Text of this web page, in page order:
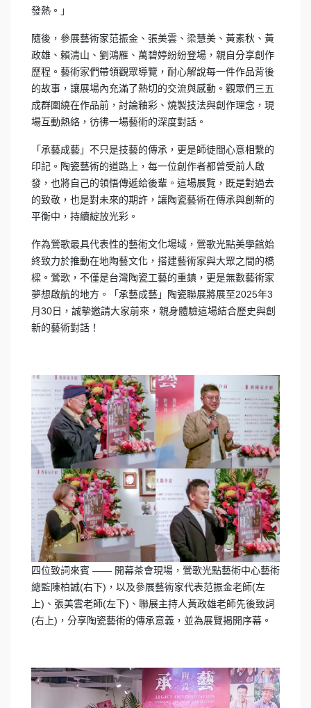
發熱。」
隨後，參展藝術家范振金、張美雲、梁慧美、黃素秋、黃
政雄、賴清山、劉鴻雁、萬碧婷紛紛登場，親自分享創作
歷程。藝術家們帶領觀眾導覽，耐心解說每一件作品背後
的故事，讓展場內充滿了熱切的交流與感動。觀眾們三五
成群圍繞在作品前，討論釉彩、燒製技法與創作理念，現
場互動熱絡，彷彿一場藝術的深度對話。
「承藝成藝」不只是技藝的傳承，更是師徒間心意相繫的
印記。陶瓷藝術的道路上，每一位創作者都曾受前人啟
發，也將自己的領悟傳遞給後輩。這場展覽，既是對過去
的致敬，也是對未來的期許，讓陶瓷藝術在傳承與創新的
平衡中，持續綻放光彩。
作為鶯歌最具代表性的藝術文化場域，鶯歌光點美學館始
終致力於推動在地陶藝文化，搭建藝術家與大眾之間的橋
樑。鶯歌，不僅是台灣陶瓷工藝的重鎮，更是無數藝術家
夢想啟航的地方。「承藝成藝」陶瓷聯展將展至2025年3
月30日，誠摯邀請大家前來，親身體驗這場結合歷史與創
新的藝術對話！
四位致詞來賓 —— 開幕茶會現場，鶯歌光點藝術中心藝術
總監陳柏誠(右下)，以及參展藝術家代表范振金老師(左
上)、張美雲老師(左下)、聯展主持人黃政雄老師先後致詞
(右上)，分享陶瓷藝術的傳承意義，並為展覽揭開序幕。